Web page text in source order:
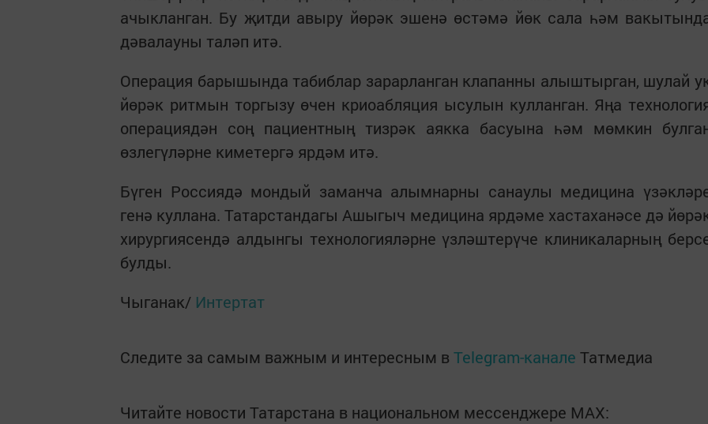
ачыкланган. Бу җитди авыру йөрәк эшенә өстәмә йөк сала һәм
дәвалауны таләп итә.
Операция барышында табиблар зарарланган клапанны алыштырган, шулай
йөрәк ритмын торгызу өчен криоабляция ысулын кулланган. Яңа
операциядән соң пациентның тизрәк аякка басуына һәм мөмкин
өзлегүләрне киметергә ярдәм итә.
Бүген Россиядә мондый заманча алымнарны санаулы медицина
генә куллана. Татарстандагы Ашыгыч медицина ярдәме хастаханәсе дә
хирургиясендә алдынгы технологияләрне үзләштерүче клиникаларның
булды.
Чыганак/ Интертат
Следите за самым важным и интересным в Telegram-канале Татмедиа
Читайте новости Татарстана в национальном мессенджере MАХ: